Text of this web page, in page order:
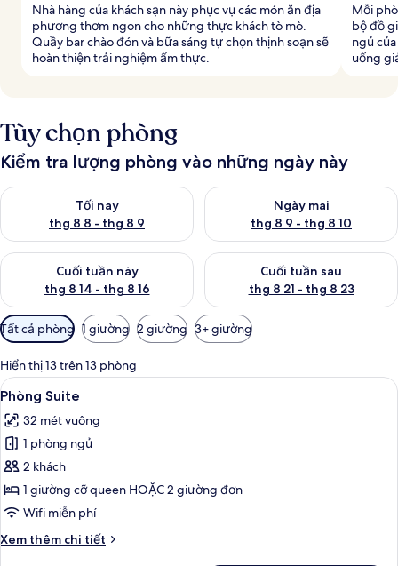
Nhà hàng của khách sạn này phục vụ các món ăn địa
phương thơm ngon cho những thực khách tò mò.
Quầy bar chào đón và bữa sáng tự chọn thịnh soạn sẽ
hoàn thiện trải nghiệm ẩm thực.
Mỗi
bộ đồ
ngủ
uống
Tùy chọn phòng
Kiểm tra lượng phòng vào những ngày này
Tối nay
thg 8 8 - thg 8 9
Kiểm tra lượng phòng tối nay từ thg 8 8 - thg 8 9
Ngày mai
thg 8 9 - thg 8 10
Kiểm tra lượng phòng ngày
Cuối tuần này
thg 8 14 - thg 8 16
Kiểm tra lượng phòng cuối tuần này từ thg 8 14 - thg 8 16
Cuối tuần sau
thg 8 21 - thg 8 23
Kiểm tra lượng phòng cuối
Bộ
lọc
có
thể
dùng
để
lọc
tìm
phòng
Tất cả phòng 1 giường 2 giường 3+ giường
Hiển thị 13 trên 13 phòng
Xem
tất
cả
ảnh
Phòng
Suite
Phòng Suite | Bộ đồ giường cao
9
Phòng Suite
32 mét vuông
1 phòng ngủ
2 khách
1 giường cỡ queen HOẶC 2 giường đơn
Wifi miễn phí
Xem thêm chi tiết
Chi